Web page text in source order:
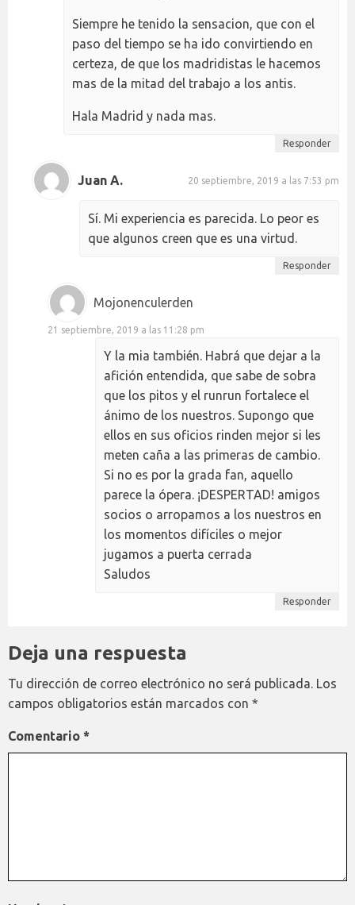
Siempre he tenido la sensacion, que con el
paso del tiempo se ha ido convirtiendo en
certeza, de que los madridistas le hacemos
mas de la mitad del trabajo a los antis.
Hala Madrid y nada mas.
Responder
Juan A. 20 septiembre, 2019 a las 7:53 pm
Sí. Mi experiencia es parecida. Lo peor es
que algunos creen que es una virtud.
Responder
Mojonenculerden
21 septiembre, 2019 a las 11:28 pm
Y la mia también. Habrá que dejar a la
afición entendida, que sabe de sobra
que los pitos y el runrun fortalece el
ánimo de los nuestros. Supongo que
ellos en sus oficios rinden mejor si les
meten caña a las primeras de cambio.
Si no es por la grada fan, aquello
parece la ópera. ¡DESPERTAD! amigos
socios o arropamos a los nuestros en
los momentos difíciles o mejor
jugamos a puerta cerrada
Saludos
Responder
Deja una respuesta
Tu dirección de correo electrónico no será publicada. Los
campos obligatorios están marcados con *
Comentario *